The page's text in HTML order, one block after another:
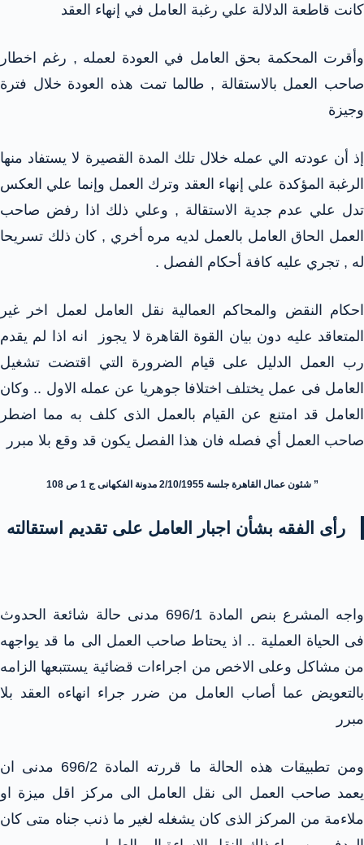
كانت قاطعة الدلالة علي رغبة العامل في إنهاء العقد
وأقرت المحكمة بحق العامل في العودة لعمله , رغم اخطار
صاحب العمل بالاستقالة , طالما تمت هذه العودة خلال فترة
وجيزة
إذ أن عودته الي عمله خلال تلك المدة القصيرة لا يستفاد منها
الرغبة المؤكدة علي إنهاء العقد وترك العمل وإنما علي العكس
تدل علي عدم جدية الاستقالة , وعلي ذلك اذا رفض صاحب
العمل الحاق العامل بالعمل لديه مره أخري , كان ذلك تسريحا
له , تجري عليه كافة أحكام الفصل .
احكام النقض والمحاكم العمالية نقل العامل لعمل اخر غير
المتعاقد عليه دون بيان القوة القاهرة لا يجوز انه اذا لم يقدم
رب العمل الدليل على قيام الضرورة التي اقتضت تشغيل
العامل فى عمل يختلف اختلافا جوهريا عن عمله الاول .. وكان
العامل قد امتنع عن القيام بالعمل الذى كلف به مما اضطر
صاحب العمل أي فصله فان هذا الفصل يكون قد وقع بلا مبرر
” شئون عمال القاهرة جلسة 2/10/1955 مدونة الفكهانى ج 1 ص 108
رأى الفقه بشأن اجبار العامل على تقديم استقالته
واجه المشرع بنص المادة 696/1 مدنى حالة شائعة الحدوث
فى الحياة العملية .. اذ يحتاط صاحب العمل الى ما قد يواجهه
من مشاكل وعلى الاخص من اجراءات قضائية يستتبعها الزامه
بالتعويض عما أصاب العامل من ضرر جراء انهاءه العقد بلا
مبرر
ومن تطبيقات هذه الحالة ما قررته المادة 696/2 مدنى ان
يعمد صاحب العمل الى نقل العامل الى مركز اقل ميزة او
ملاءمة من المركز الذى كان يشغله لغير ما ذنب جناه متى كان